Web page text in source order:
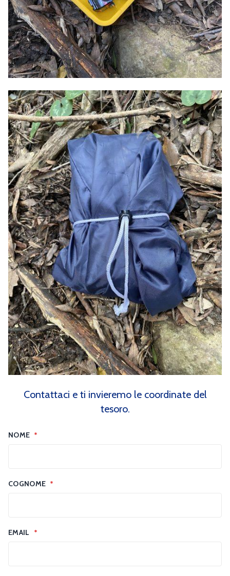
Contattaci e ti invieremo le coordinate del
tesoro.
NOME *
COGNOME *
EMAIL *